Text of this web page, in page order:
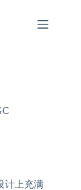
计上充满